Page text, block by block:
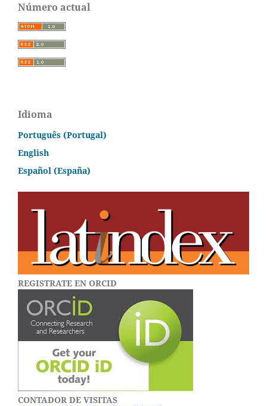
Número actual
Idioma
Português (Portugal)
English
Español (España)
REGISTRATE EN ORCID
CONTADOR DE VISITAS